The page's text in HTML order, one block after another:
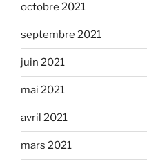
octobre 2021
septembre 2021
juin 2021
mai 2021
avril 2021
mars 2021